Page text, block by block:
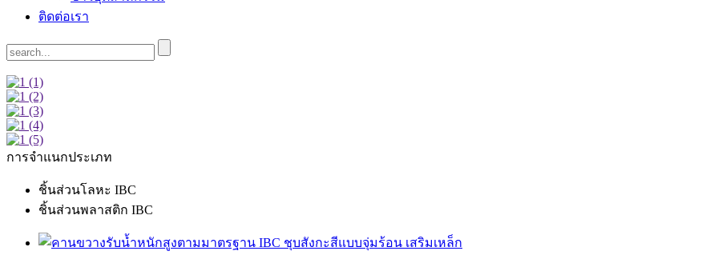
ติดต่อเรา
การจำแนกประเภท
ชิ้นส่วนโลหะ IBC
ชิ้นส่วนพลาสติก IBC